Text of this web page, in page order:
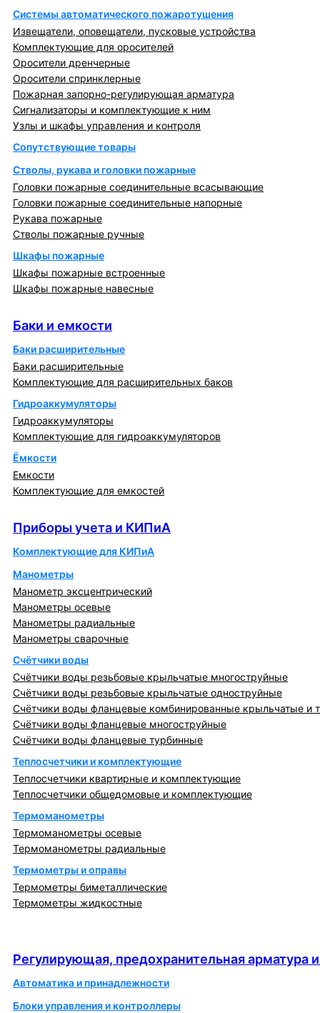
Системы автоматического пожаротушения
Извещатели, оповещатели, пусковые устройства
Комплектующие для оросителей
Оросители дренчерные
Оросители спринклерные
Пожарная запорно-регулирующая арматура
Сигнализаторы и комплектующие к ним
Узлы и шкафы управления и контроля
Сопутствующие товары
Стволы, рукава и головки пожарные
Головки пожарные соединительные всасывающие
Головки пожарные соединительные напорные
Рукава пожарные
Стволы пожарные ручные
Шкафы пожарные
Шкафы пожарные встроенные
Шкафы пожарные навесные
Баки и емкости
Баки расширительные
Баки расширительные
Комплектующие для расширительных баков
Гидроаккумуляторы
Гидроаккумуляторы
Комплектующие для гидроаккумуляторов
Ёмкости
Емкости
Комплектующие для емкостей
Приборы учета и КИПиА
Комплектующие для КИПиА
Манометры
Манометр эксцентрический
Манометры осевые
Манометры радиальные
Манометры сварочные
Счётчики воды
Счётчики воды резьбовые крыльчатые многоструйные
Счётчики воды резьбовые крыльчатые одноструйные
Счётчики воды фланцевые комбинированные крыльчатые и
Счётчики воды фланцевые многоструйные
Счётчики воды фланцевые турбинные
Теплосчетчики и комплектующие
Теплосчетчики квартирные и комплектующие
Теплосчетчики общедомовые и комплектующие
Термоманометры
Термоманометры осевые
Термоманометры радиальные
Термометры и оправы
Термометры биметаллические
Термометры жидкостные
Регулирующая, предохранительная арматура
Автоматика и принадлежности
Блоки управления и контроллеры